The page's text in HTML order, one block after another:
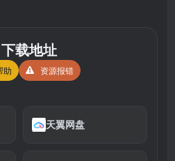
下载地址
助 资源报错
天翼网盘